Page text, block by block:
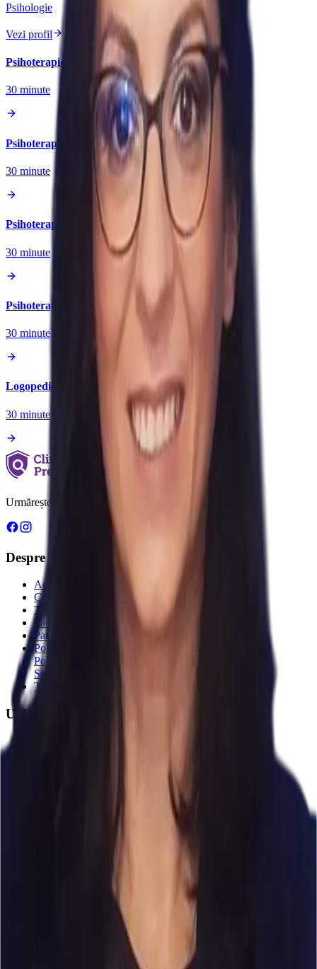
Psihologie
Vezi profil
Psihoterapie Copii
30 minute
Psihoterapie Adult
30 minute
Psihoterapie Cuplu
30 minute
Psihoterapie Familie
30 minute
Logopedie
30 minute
Urmărește-ne
Despre Noi
Acasă
Clinici
Tarife
Pachete de servicii
Parteneriate pentru sănătate
Politica de Confidențialitate
Politica de Cookie-uri
Setări cookie
Termeni și Condiții
Utilități
Calculatoare de sănătate
Clinica Prevencia Alunișului
Clinica Prevencia Fundeni